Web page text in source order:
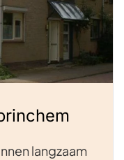
langzaam